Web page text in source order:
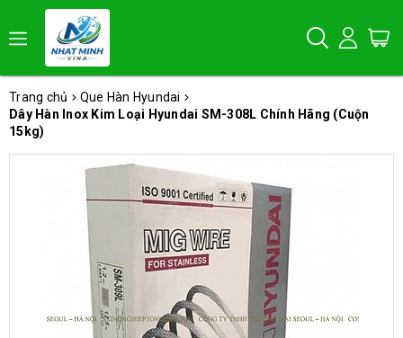
Trang chủ
Que Hàn Hyundai
Dây Hàn Inox Kim Loại Hyundai SM-308L Chính Hãng (Cuộn
15kg)